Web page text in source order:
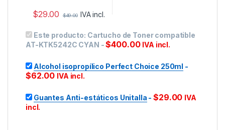
$29.00 $49.00 IVA incl.
Este producto: Cartucho de Toner compatible
AT-KTK5242C CYAN -$400.00 IVA incl.
Alcohol isopropílico Perfect Choice 250ml -
$62.00 IVA incl.
Guantes Anti-estáticos Unitalla -$29.00 IVA
incl.